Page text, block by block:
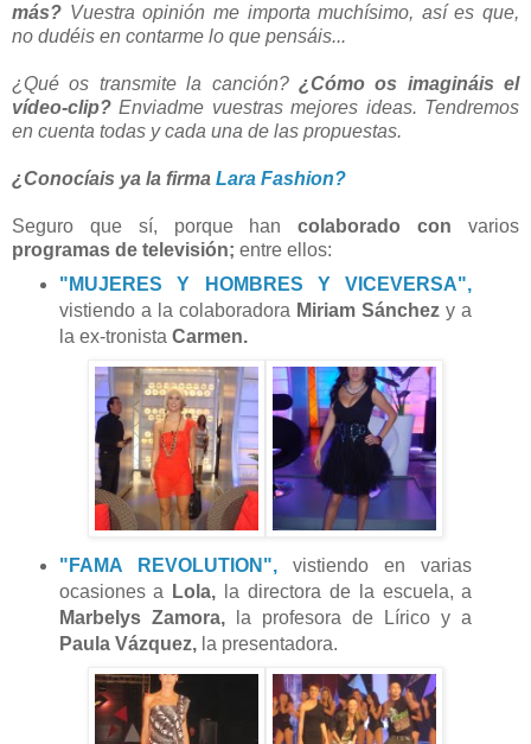
más? Vuestra opinión me importa muchísimo, así es que,
no dudéis en contarme lo que pensáis...
¿Qué os transmite la canción?¿Cómo os imagináis el
vídeo-clip?Enviadme vuestras mejores ideas. Tendremos
en cuenta todas y cada una de las propuestas.
¿Conocíais ya la firma Lara Fashion?
Seguro que sí, porque hancolaborado con varios
programas de televisión; entre ellos:
"MUJERES Y HOMBRES Y VICEVERSA",
vistiendo a la colaboradora Miriam Sánchez y a
la ex-tronista Carmen.
"FAMA REVOLUTION",vistiendo en varias
ocasiones a
Lola, la directora de la escuela, a
Marbelys Zamora,la profesora de Lírico y a
Paula Vázquez,la presentadora.